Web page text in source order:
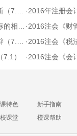
） ·2016年注册会
7.1） ·2016注会《财
） ·2016注会《税法
） ·2016注会《会计》
特色
新手指南
课堂 橙课帮助